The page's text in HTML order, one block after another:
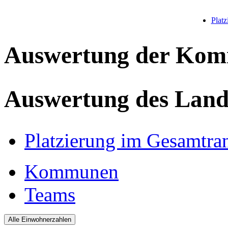
Auswertung der
Auswertung des
Platzierung im
Kommunen
Teams
Alle Einwohnerzahlen